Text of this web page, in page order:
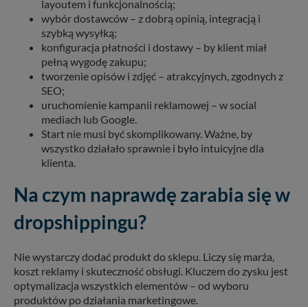
layoutem i funkcjonalnością;
wybór dostawców – z dobrą opinią, integracją i
szybką wysyłką;
konfiguracja płatności i dostawy – by klient miał
pełną wygodę zakupu;
tworzenie opisów i zdjęć – atrakcyjnych, zgodnych z
SEO;
uruchomienie kampanii reklamowej – w social
mediach lub Google.
Start nie musi być skomplikowany. Ważne, by
wszystko działało sprawnie i było intuicyjne dla
klienta.
Na czym naprawdę zarabia się w
dropshippingu?
Nie wystarczy dodać produkt do sklepu. Liczy się marża,
koszt reklamy i skuteczność obsługi. Kluczem do zysku jest
optymalizacja wszystkich elementów – od wyboru
produktów po działania marketingowe.